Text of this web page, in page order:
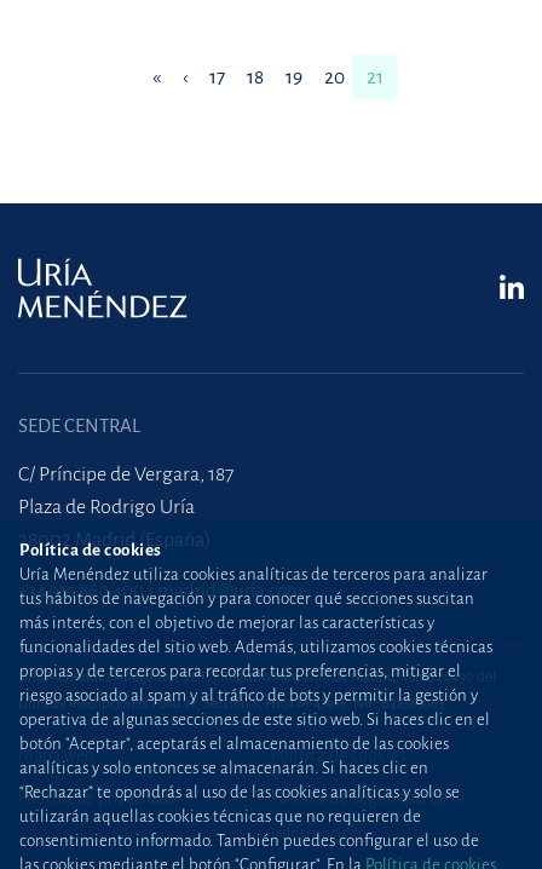
« ‹ 17 18 19 20 21
SEDE CENTRAL
C/ Príncipe de Vergara, 187
Plaza de Rodrigo Uría
28002 Madrid (España)
+34 915 860 400 madrid@uria.com
Uría Menéndez Abogados, S.L.P. | Registro Mercantil de Madrid, Tomo 24490 del
Libro de Inscripciones Folio 42, Sección 8, Hoja M-43976. NIF: B28563963
Mapa web Política de cookies
Política de privacidad
Política de Seguridad de la
Información
Política de cookies
Uría Menéndez utiliza cookies analíticas de terceros para analizar
tus hábitos de navegación y para conocer qué secciones suscitan
más interés, con el objetivo de mejorar las características y
funcionalidades del sitio web. Además, utilizamos cookies técnicas
propias y de terceros para recordar tus preferencias, mitigar el
riesgo asociado al spam y al tráfico de bots y permitir la gestión y
operativa de algunas secciones de este sitio web. Si haces clic en el
botón "Aceptar", aceptarás el almacenamiento de las cookies
analíticas y solo entonces se almacenarán. Si haces clic en
“Rechazar” te opondrás al uso de las cookies analíticas y solo se
utilizarán aquellas cookies técnicas que no requieren de
consentimiento informado. También puedes configurar el uso de
las cookies mediante el botón "Configurar". En la Política de cookies